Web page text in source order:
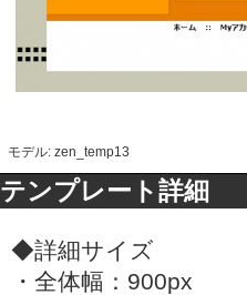
モデル: zen_temp13
テンプレート詳細
◆詳細サイズ
・全体幅：900px